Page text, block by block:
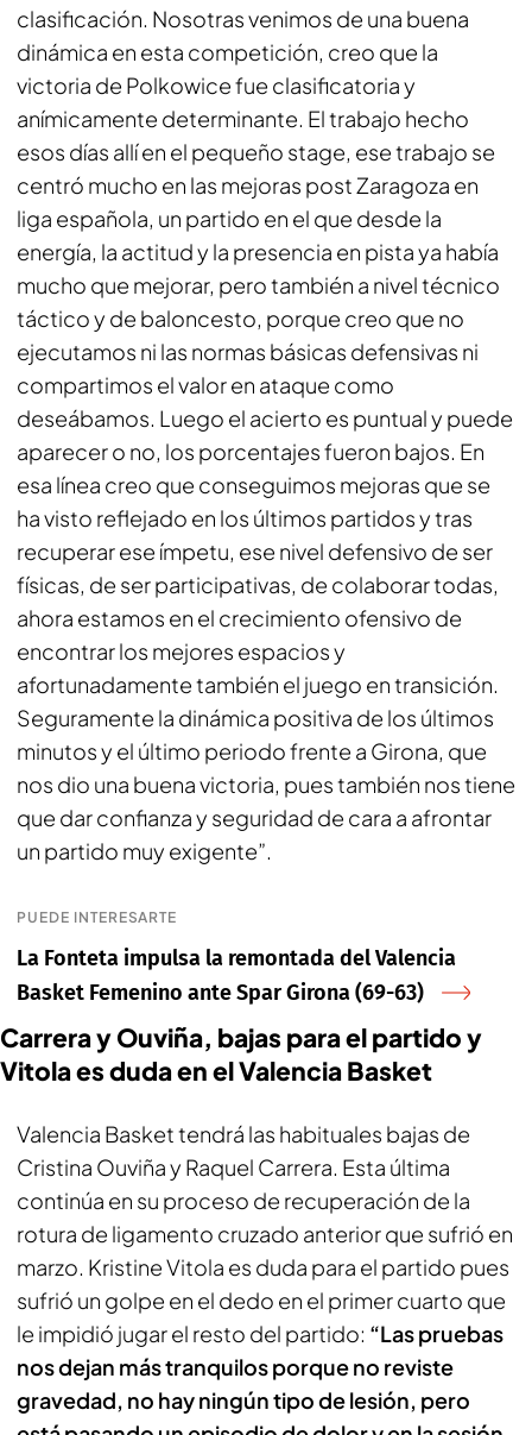
clasificación. Nosotras venimos de una buena
dinámica en esta competición, creo que la
victoria de Polkowice fue clasificatoria y
anímicamente determinante. El trabajo hecho
esos días allí en el pequeño stage, ese trabajo se
centró mucho en las mejoras post Zaragoza en
liga española, un partido en el que desde la
energía, la actitud y la presencia en pista ya había
mucho que mejorar, pero también a nivel técnico
táctico y de baloncesto, porque creo que no
ejecutamos ni las normas básicas defensivas ni
compartimos el valor en ataque como
deseábamos. Luego el acierto es puntual y puede
aparecer o no, los porcentajes fueron bajos. En
esa línea creo que conseguimos mejoras que se
ha visto reflejado en los últimos partidos y tras
recuperar ese ímpetu, ese nivel defensivo de ser
físicas, de ser participativas, de colaborar todas,
ahora estamos en el crecimiento ofensivo de
encontrar los mejores espacios y
afortunadamente también el juego en transición.
Seguramente la dinámica positiva de los últimos
minutos y el último periodo frente a Girona, que
nos dio una buena victoria, pues también nos tiene
que dar confianza y seguridad de cara a afrontar
un partido muy exigente”.
PUEDE INTERESARTE
La Fonteta impulsa la remontada del Valencia
Basket Femenino ante Spar Girona (69-63)
Carrera y Ouviña, bajas para el partido y
Vitola es duda en el Valencia Basket
Valencia Basket tendrá las habituales bajas de
Cristina Ouviña y Raquel Carrera. Esta última
continúa en su proceso de recuperación de la
rotura de ligamento cruzado anterior que sufrió en
marzo. Kristine Vitola es duda para el partido pues
sufrió un golpe en el dedo en el primer cuarto que
le impidió jugar el resto del partido: “Las pruebas
nos dejan más tranquilos porque no reviste
gravedad, no hay ningún tipo de lesión, pero